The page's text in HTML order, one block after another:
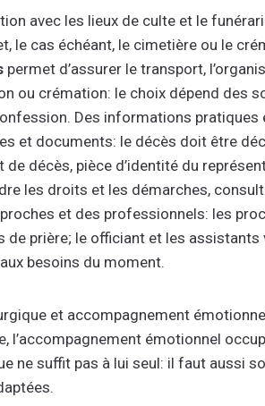
avec les lieux de culte et le
le cas échéant, le cimetière ou le
permet d’assurer le transport,
ou crémation: le choix dépend des
Des informations
et documents: le décès doit être
décès, pièce d’identité du
les droits et les démarches,
et des professionnels: les
de prière; le officiant et les
besoins du moment.
et accompagnement
l’accompagnement émotionnel
ne suffit pas à lui seul: il faut aussi